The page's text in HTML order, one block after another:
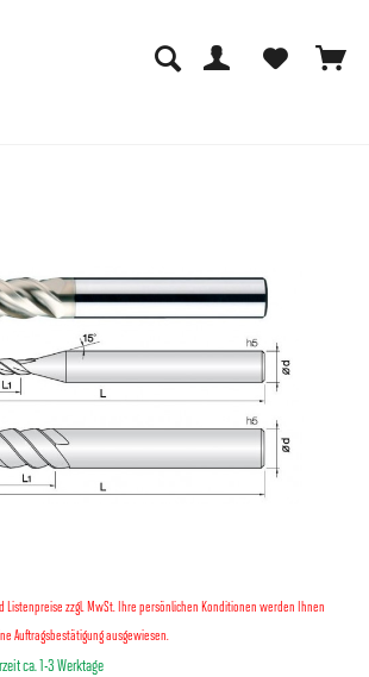
Listenpreise zzgl. MwSt. Ihre persönlichen Konditionen werden Ihnen
Auftragsbestätigung ausgewiesen.
ca. 1-3 Werktage